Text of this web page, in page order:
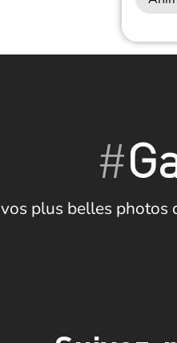
#
plus belles photos